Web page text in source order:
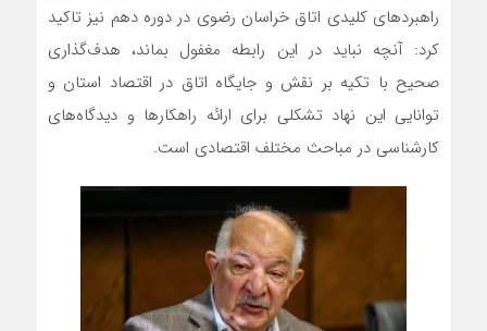
راهبردهای کلیدی اتاق خراسان رضوی در دوره دهم نیز تاکید
کرد: آنچه نباید در این رابطه مغفول بماند، هدف‌گذاری
صحیح با تکیه بر نقش و جایگاه اتاق در اقتصاد استان و
توانایی این نهاد تشکلی برای ارائه راهکارها و دیدگاه‌های
کارشناسی در مباحث مختلف اقتصادی است.